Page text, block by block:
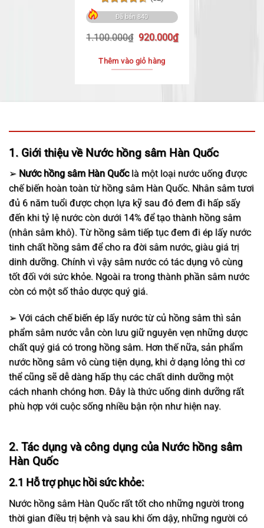
trên
sản
phẩm
Được xếp
hạng4.56
Đã bán 840
1.100.000₫ Giá
là:
1.100.000₫.
920.000₫Giá
920.000₫.
Thêm vào giỏ hàng
1. Giới thiệu về Nước hồng sâm Hàn Quốc
➢ Nước hồng sâm Hàn Quốclà một loại nước uống được
chế biến hoàn toàn từ hồng sâm Hàn Quốc. Nhân sâm tươi
đủ 6 năm tuổi được chọn lựa kỹ sau đó đem đi hấp sấy
đến khi tỷ lệ nước còn dưới 14% để tạo thành hồng sâm
(nhân sâm khô). Từ hồng sâm tiếp tục đem đi ép lấy nước
tinh chất hồng sâm để cho ra đời sâm nước, giàu giá trị
dinh dưỡng. Chính vì vậy sâm nước có tác dụng vô cùng
tốt đối với sức khỏe. Ngoài ra trong thành phần sâm nước
còn có một số thảo dược quý giá.
➢ Với cách chế biến ép lấy nước từ củ hồng sâm thì sản
phẩm sâm nước vẫn còn lưu giữ nguyên vẹn những dược
chất quý giá có trong hồng sâm. Hơn thế nữa, sản phẩm
nước hồng sâm vô cùng tiện dụng, khi ở dạng lỏng thì cơ
thể cũng sẽ dễ dàng hấp thụ các chất dinh dưỡng một
cách nhanh chóng hơn. Đây là thức uống dinh dưỡng rất
phù hợp với cuộc sống nhiều bận rộn như hiện nay.
2. Tác dụng và công dụng của Nước hồng sâm
Hàn Quốc
2.1 Hỗ trợ phục hồi sức khỏe:
Nước hồng sâm Hàn Quốc rất tốt cho những người trong
thời gian điều trị bệnh và sau khi ốm dậy, những người có